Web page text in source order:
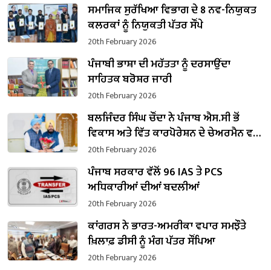
ਸਮਾਜਿਕ ਸੁਰੱਖਿਆ ਵਿਭਾਗ ਦੇ 8 ਨਵ-ਨਿਯੁਕਤ
ਕਲਰਕਾਂ ਨੂੰ ਨਿਯੁਕਤੀ ਪੱਤਰ ਸੌਂਪੇ
20th February 2026
ਪੰਜਾਬੀ ਭਾਸ਼ਾ ਦੀ ਮਹੱਤਤਾ ਨੂੰ ਦਰਸਾਉਂਦਾ
ਸਾਹਿਤਕ ਬਰੋਸ਼ਰ ਜਾਰੀ
20th February 2026
ਬਲਜਿੰਦਰ ਸਿੰਘ ਚੌਂਦਾ ਨੇ ਪੰਜਾਬ ਐਸ.ਸੀ ਭੋਂ
ਵਿਕਾਸ ਅਤੇ ਵਿੱਤ ਕਾਰਪੋਰੇਸ਼ਨ ਦੇ ਚੇਅਰਮੈਨ ਵਜੋਂ
ਸੰਭਾਲਿਆ ਕਾਰਜਭਾਰ
20th February 2026
ਪੰਜਾਬ ਸਰਕਾਰ ਵੱਲੋਂ 96 IAS ਤੇ PCS
ਅਧਿਕਾਰੀਆਂ ਦੀਆਂ ਬਦਲੀਆਂ
20th February 2026
ਕਾਂਗਰਸ ਨੇ ਭਾਰਤ-ਅਮਰੀਕਾ ਵਪਾਰ ਸਮਝੌਤੇ
ਖ਼ਿਲਾਫ਼ ਡੀਸੀ ਨੂੰ ਮੰਗ ਪੱਤਰ ਸੌਂਪਿਆ
20th February 2026